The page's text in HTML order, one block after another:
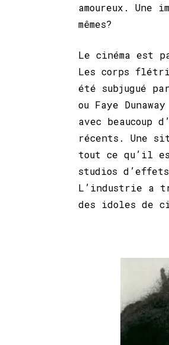
amoureux. Une
mêmes?
Le cinéma est
Les corps
été subjugué
ou Faye
avec beaucoup
récents. Une
tout ce qu’il
studios
L’industrie a
des idoles de